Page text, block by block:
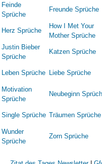
Feinde
Sprüche
Freunde Sprüche
Herz Sprüche
How I Met Your
Mother Sprüche
Justin Bieber
Sprüche
Katzen Sprüche
Leben Sprüche Liebe Sprüche
Motivation
Sprüche
Neubeginn
Single Sprüche Träumen Sprüche
Wunder
Sprüche
Zorn Sprüche